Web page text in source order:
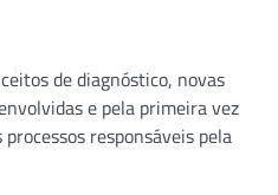
de diagnóstico, novas
e pela primeira vez
responsáveis pela